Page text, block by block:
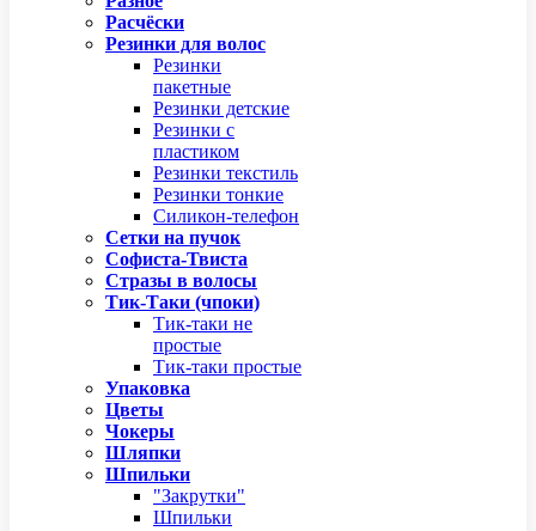
Расчёски
Резинки для волос
Резинки
пакетные
Резинки детские
Резинки с
пластиком
Резинки текстиль
Резинки тонкие
Силикон-телефон
Сетки на пучок
Софиста-Твиста
Стразы в волосы
Тик-Таки (чпоки)
Тик-таки не
простые
Тик-таки простые
Упаковка
Цветы
Чокеры
Шляпки
Шпильки
"Закрутки"
Шпильки